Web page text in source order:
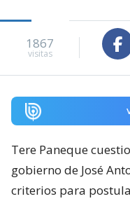
1867
visitas
Tere Paneque
gobierno de José
criterios para